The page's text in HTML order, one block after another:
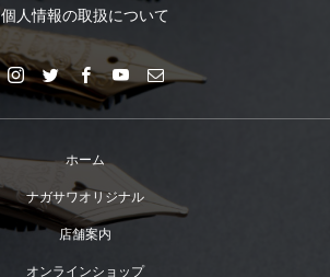
個人情報の取扱について
ホーム
ナガサワオリジナル
店舗案内
オンラインショップ